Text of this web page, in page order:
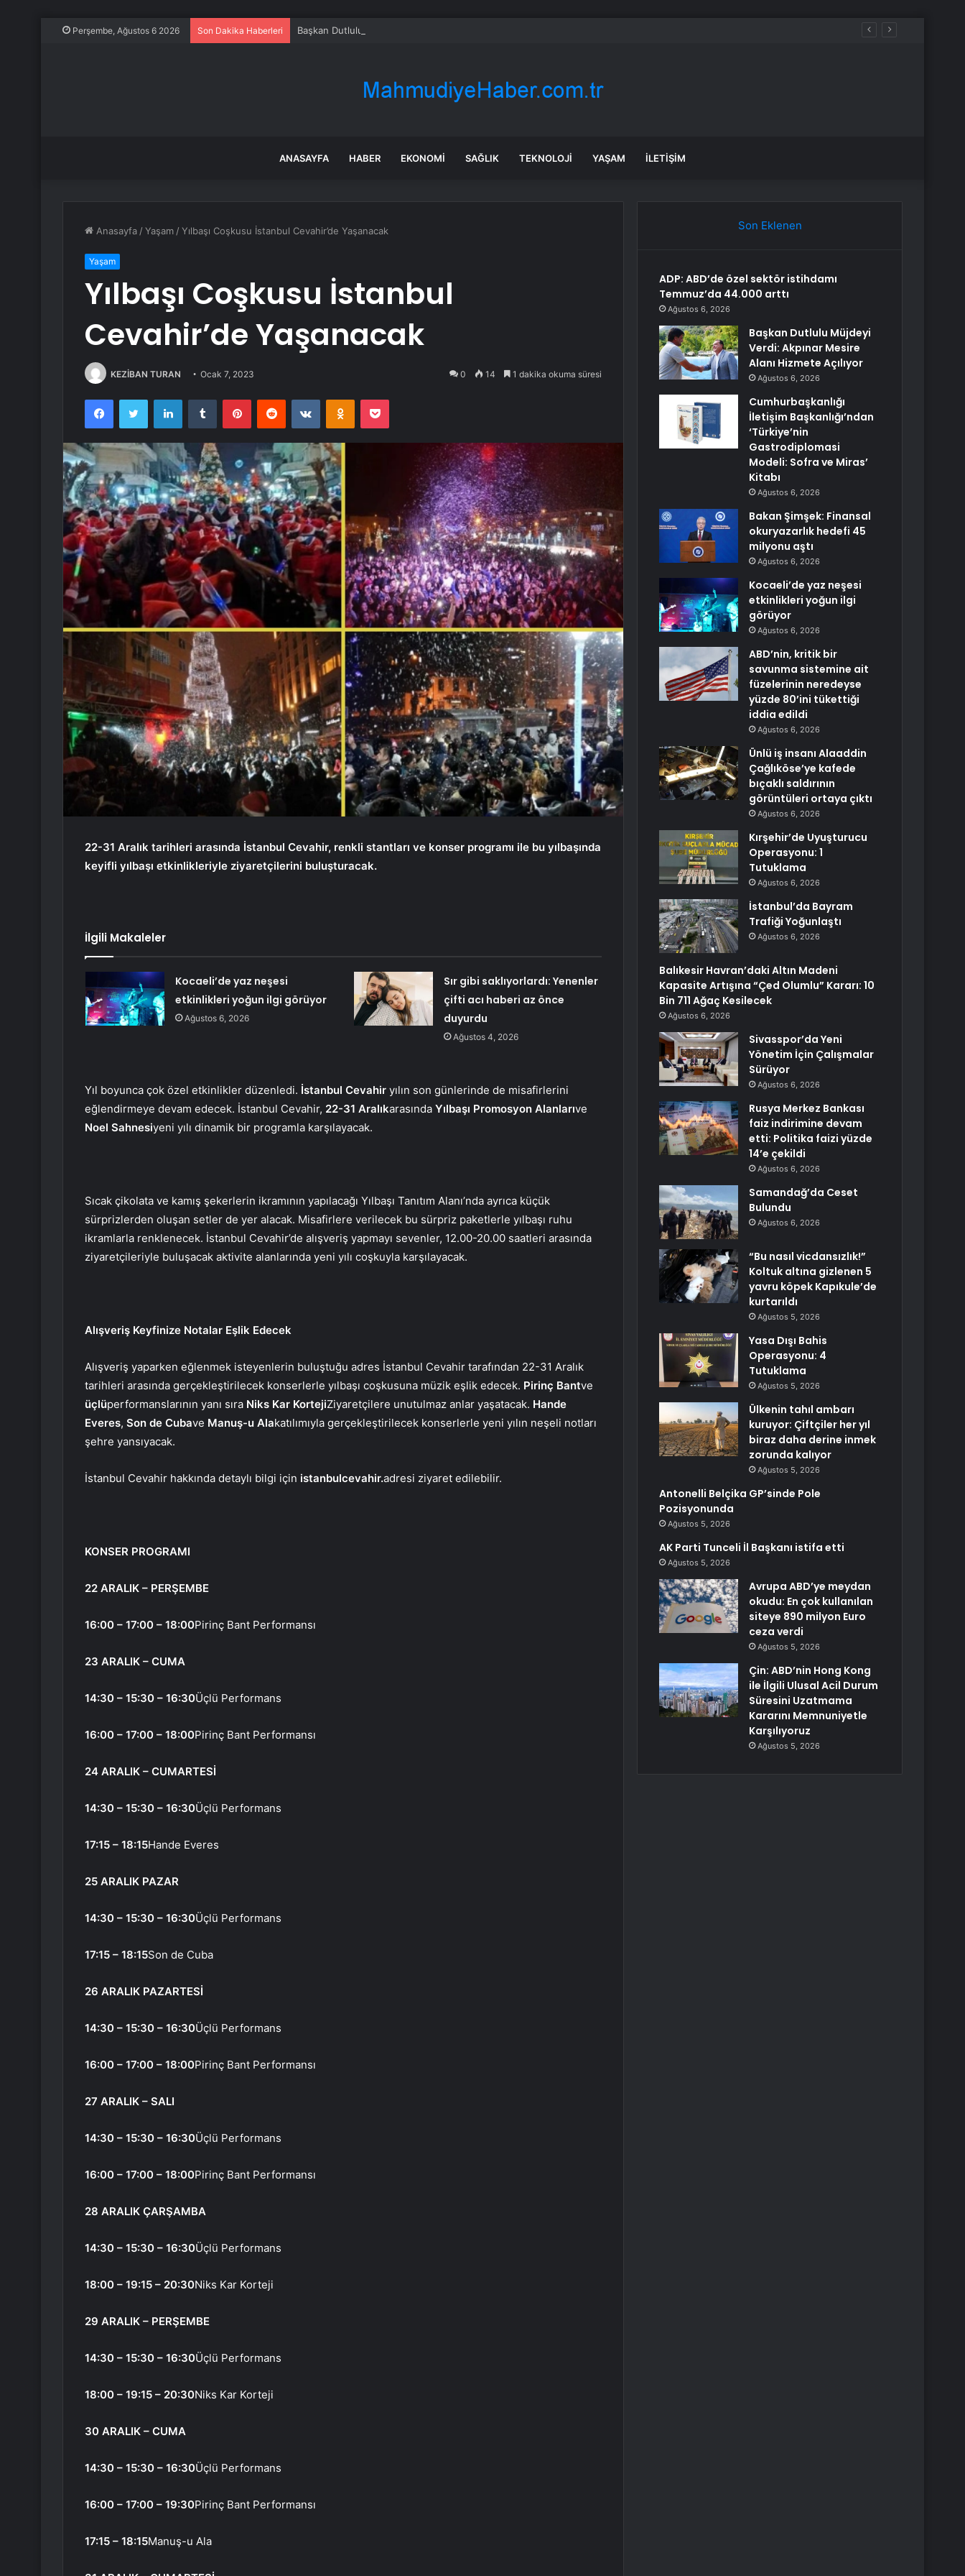
Perşembe, Ağustos 6 2026 Son Dakika Haberleri Başkan Dutlulu Müjdeyi Verdi: Akpınar Mesire Alanı Hizmete Açılıyor
ANASAYFA HABER EKONOMI SAĞLIK TEKNOLOJI YAŞAM İLETIŞIM
Anasayfa /Yaşam /Yılbaşı Coşkusu İstanbul Cevahir’de Yaşanacak
Yaşam
Yılbaşı Coşkusu İstanbul
Cevahir’de Yaşanacak
KEZİBAN TURAN Ocak 7, 2023 0 14 1 dakika okuma süresi
FacebookTwitter LinkedInTumblr PinterestReddit VKontakteOdnoklassniki
Pocket
22-31 Aralık tarihleri ​​arasında İstanbul Cevahir, renkli stantları ve konser programı ile bu yılbaşında
keyifli yılbaşı etkinlikleriyle ziyaretçilerini buluşturacak.
İlgili Makaleler
Kocaeli’de yaz neşesi
etkinlikleri yoğun ilgi görüyor
Ağustos 6, 2026
Sır gibi saklıyorlardı: Yenenler
çifti acı haberi az önce
duyurdu
Ağustos 4, 2026
Yıl boyunca çok özel etkinlikler düzenledi. İstanbul Cevahir yılın son günlerinde de misafirlerini
eğlendirmeye devam edecek. İstanbul Cevahir, 22-31 Aralıkarasında Yılbaşı Promosyon Alanlarıve
Noel Sahnesiyeni yılı dinamik bir programla karşılayacak.
Sıcak çikolata ve kamış şekerlerin ikramının yapılacağı Yılbaşı Tanıtım Alanı’nda ayrıca küçük
sürprizlerden oluşan setler de yer alacak. Misafirlere verilecek bu sürpriz paketlerle yılbaşı ruhu
ikramlarla renklenecek. İstanbul Cevahir’de alışveriş yapmayı sevenler, 12.00-20.00 saatleri arasında
ziyaretçileriyle buluşacak aktivite alanlarında yeni yılı coşkuyla karşılayacak.
Alışveriş Keyfinize Notalar Eşlik Edecek
Alışveriş yaparken eğlenmek isteyenlerin buluştuğu adres İstanbul Cevahir tarafından 22-31 Aralık
tarihleri ​​arasında gerçekleştirilecek konserlerle yılbaşı coşkusuna müzik eşlik edecek. Pirinç Bantve
üçlüperformanslarının yanı sıra Niks Kar KortejiZiyaretçilere unutulmaz anlar yaşatacak. Hande
Everes, Son de Cubave Manuş-u Alakatılımıyla gerçekleştirilecek konserlerle yeni yılın neşeli notları
şehre yansıyacak.
İstanbul Cevahir hakkında detaylı bilgi için istanbulcevahir.adresi ziyaret edilebilir.
KONSER PROGRAMI
22 ARALIK – PERŞEMBE
16:00 – 17:00 – 18:00Pirinç Bant Performansı
23 ARALIK – CUMA
14:30 – 15:30 – 16:30Üçlü Performans
16:00 – 17:00 – 18:00Pirinç Bant Performansı
24 ARALIK – CUMARTESİ
14:30 – 15:30 – 16:30Üçlü Performans
17:15 – 18:15Hande Everes
25 ARALIK PAZAR
14:30 – 15:30 – 16:30Üçlü Performans
17:15 – 18:15Son de Cuba
26 ARALIK PAZARTESİ
14:30 – 15:30 – 16:30Üçlü Performans
16:00 – 17:00 – 18:00Pirinç Bant Performansı
27 ARALIK – SALI
14:30 – 15:30 – 16:30Üçlü Performans
16:00 – 17:00 – 18:00Pirinç Bant Performansı
28 ARALIK ÇARŞAMBA
14:30 – 15:30 – 16:30Üçlü Performans
18:00 – 19:15 – 20:30Niks Kar Korteji
29 ARALIK – PERŞEMBE
14:30 – 15:30 – 16:30Üçlü Performans
18:00 – 19:15 – 20:30Niks Kar Korteji
30 ARALIK – CUMA
14:30 – 15:30 – 16:30Üçlü Performans
16:00 – 17:00 – 19:30Pirinç Bant Performansı
17:15 – 18:15Manuş-u Ala
Son Eklenen
ADP: ABD’de özel sektör istihdamı
Temmuz’da 44.000 arttı
Ağustos 6, 2026
Başkan Dutlulu Müjdeyi
Verdi: Akpınar Mesire
Alanı Hizmete Açılıyor
Ağustos 6, 2026
Cumhurbaşkanlığı
İletişim Başkanlığı’ndan
‘Türkiye’nin
Gastrodiplomasi
Modeli: Sofra ve Miras’
Kitabı
Ağustos 6, 2026
Bakan Şimşek: Finansal
okuryazarlık hedefi 45
milyonu aştı
Ağustos 6, 2026
Kocaeli’de yaz neşesi
etkinlikleri yoğun ilgi
görüyor
Ağustos 6, 2026
ABD’nin, kritik bir
savunma sistemine ait
füzelerinin neredeyse
yüzde 80’ini tükettiği
iddia edildi
Ağustos 6, 2026
Ünlü iş insanı Alaaddin
Çağlıköse’ye kafede
bıçaklı saldırının
görüntüleri ortaya çıktı
Ağustos 6, 2026
Kırşehir’de Uyuşturucu
Operasyonu: 1
Tutuklama
Ağustos 6, 2026
İstanbul’da Bayram
Trafiği Yoğunlaştı
Ağustos 6, 2026
Balıkesir Havran’daki Altın Madeni
Kapasite Artışına “Çed Olumlu” Kararı: 10
Bin 711 Ağaç Kesilecek
Ağustos 6, 2026
Sivasspor’da Yeni
Yönetim İçin Çalışmalar
Sürüyor
Ağustos 6, 2026
Rusya Merkez Bankası
faiz indirimine devam
etti: Politika faizi yüzde
14’e çekildi
Ağustos 6, 2026
Samandağ’da Ceset
Bulundu
Ağustos 6, 2026
“Bu nasıl vicdansızlık!”
Koltuk altına gizlenen 5
yavru köpek Kapıkule’de
kurtarıldı
Ağustos 5, 2026
Yasa Dışı Bahis
Operasyonu: 4
Tutuklama
Ağustos 5, 2026
Ülkenin tahıl ambarı
kuruyor: Çiftçiler her yıl
biraz daha derine inmek
zorunda kalıyor
Ağustos 5, 2026
Antonelli Belçika GP’sinde Pole
Pozisyonunda
Ağustos 5, 2026
AK Parti Tunceli İl Başkanı istifa etti
Ağustos 5, 2026
Avrupa ABD’ye meydan
okudu: En çok kullanılan
siteye 890 milyon Euro
ceza verdi
Ağustos 5, 2026
Çin: ABD’nin Hong Kong
ile İlgili Ulusal Acil Durum
Süresini Uzatmama
Kararını Memnuniyetle
Karşılıyoruz
Ağustos 5, 2026